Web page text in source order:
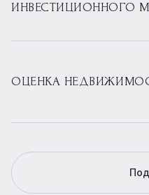
ИНВЕСТИЦИОННОГО
ОЦЕНКА